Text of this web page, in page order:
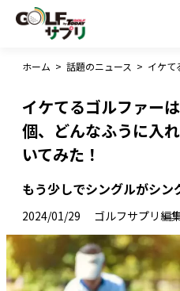
ホーム > 話題のニュース >
イケてるゴルファー
個、どんなふうに入
いてみた！
もう少しでシングルがシ
2024/01/29 ゴルフサプリ編